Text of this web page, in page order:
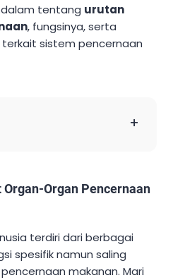
tentang urutan
, fungsinya, serta
sistem pencernaan
+
Organ Pencernaan
terdiri dari berbagai
spesifik namun saling
makanan. Mari